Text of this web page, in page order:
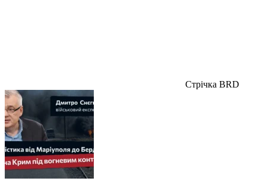
Стрічка BRD